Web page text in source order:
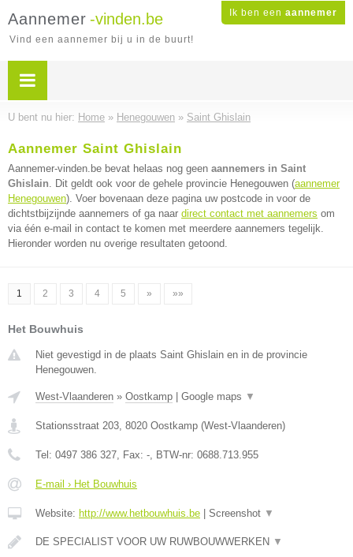
Ik ben een aannemer
Aannemer -vinden.be
Vind een aannemer bij u in de buurt!
U bent nu hier: Home » Henegouwen » Saint Ghislain
Aannemer Saint Ghislain
Aannemer-vinden.be bevat helaas nog geen aannemers in Saint
Ghislain. Dit geldt ook voor de gehele provincie Henegouwen (aannemer
Henegouwen). Voer bovenaan deze pagina uw postcode in voor de
dichtstbijzijnde aannemers of ga naar direct contact met aannemers om
via één e-mail in contact te komen met meerdere aannemers tegelijk.
Hieronder worden nu overige resultaten getoond.
1 2 3 4 5 » »»
Het Bouwhuis
Niet gevestigd in de plaats Saint Ghislain en in de provincie
Henegouwen.
West-Vlaanderen » Oostkamp Google maps ▼
Stationsstraat 203, 8020 Oostkamp (West-Vlaanderen)
Tel: 0497 386 327, Fax: -, BTW-nr: 0688.713.955
E-mail › Het Bouwhuis
Website: http://www.hetbouwhuis.be Screenshot ▼
DE SPECIALIST VOOR UW RUWBOUWWERKEN ▼